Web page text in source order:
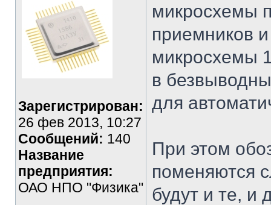
Зарегистрирован:
26 фев 2013, 10:27
Сообщений: 140
Название
предприятия:
ОАО НПО "Физика"
микросхемы
приемников
микросхемы
в
для
При этом
поменяются
будут и те, и